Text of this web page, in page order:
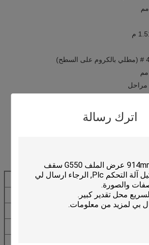
اترك رسالة
المعلمة الرئيسية
الرئيسية لـآلة تشكيل بالدلفنة لصفيحة التسقيف
للمعالجة صفيحة فولاذية ملونة
914 ملم